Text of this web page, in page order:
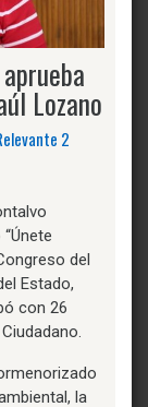
Lozano
2
del
Estado,
con 26
la